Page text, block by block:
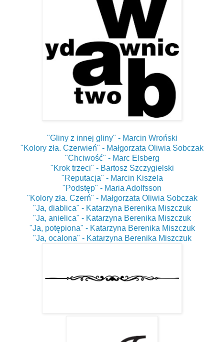
"Gliny z innej gliny" - Marcin Wroński
"Kolory zła. Czerwień" - Małgorzata Oliwia Sobczak
"Chciwość" - Marc Elsberg
"Krok trzeci" - Bartosz Szczygielski
"Reputacja" - Marcin Kiszela
"Podstęp" - Maria Adolfsson
"Kolory zła. Czerń" - Małgorzata Oliwia Sobczak
"Ja, diablica" - Katarzyna Berenika Miszczuk
"Ja, anielica" - Katarzyna Berenika Miszczuk
"Ja, potępiona" - Katarzyna Berenika Miszczuk
"Ja, ocalona" - Katarzyna Berenika Miszczuk